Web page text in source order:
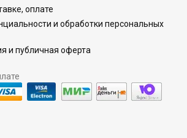
оплате
и обработки персональных
и публичная оферта